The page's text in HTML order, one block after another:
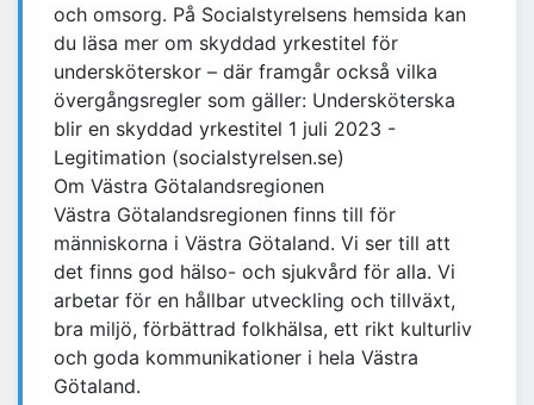
och omsorg. På Socialstyrelsens hemsida kan
du läsa mer om skyddad yrkestitel för
undersköterskor – där framgår också vilka
övergångsregler som gäller: Undersköterska
blir en skyddad yrkestitel 1 juli 2023 -
Legitimation (socialstyrelsen.se)
Om Västra Götalandsregionen
Västra Götalandsregionen finns till för
människorna i Västra Götaland. Vi ser till att
det finns god hälso- och sjukvård för alla. Vi
arbetar för en hållbar utveckling och tillväxt,
bra miljö, förbättrad folkhälsa, ett rikt kulturliv
och goda kommunikationer i hela Västra
Götaland.